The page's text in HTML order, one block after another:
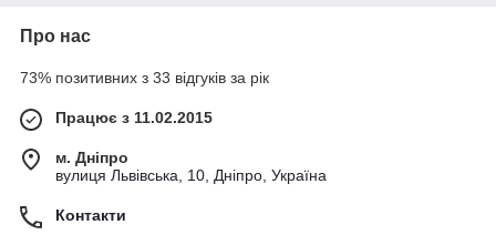
Про нас
73% позитивних з 33 відгуків за рік
Працює з 11.02.2015
м. Дніпро
вулиця Львівська, 10, Дніпро, Україна
Контакти